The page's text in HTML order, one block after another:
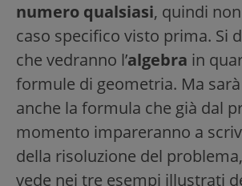
numero qualsiasi, quindi
caso specifico visto prima. Si
che vedranno l’algebra in
formule di geometria. Ma sarà
anche la formula che già dal
momento impareranno a
della risoluzione del
vede nei tre esempi illustrati